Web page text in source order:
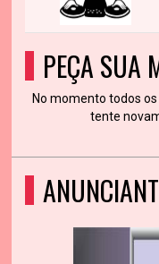
PEÇA SUA
No momento todos
tente